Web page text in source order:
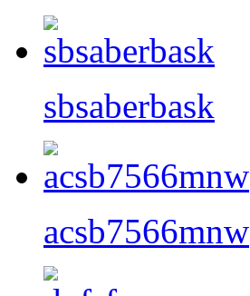
sbsaberbask
acsb7566mnw